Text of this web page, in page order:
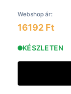
Webshop ár:
16192 Ft
KÉSZLETEN